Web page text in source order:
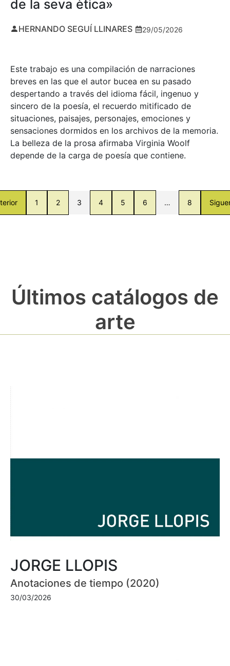
de la seva ètica»
HERNANDO SEGUÍ LLINARES 29/05/2026
Este trabajo es una compilación de narraciones
breves en las que el autor bucea en su pasado
despertando a través del idioma fácil, ingenuo y
sincero de la poesía, el recuerdo mitificado de
situaciones, paisajes, personajes, emociones y
sensaciones dormidos en los archivos de la memoria.
La belleza de la prosa afirmaba Virginia Woolf
depende de la carga de poesía que contiene.
1 2 3 4 5 6 … 8
Últimos catálogos de
arte
JORGE LLOPIS
Anotaciones de tiempo (2020)
30/03/2026